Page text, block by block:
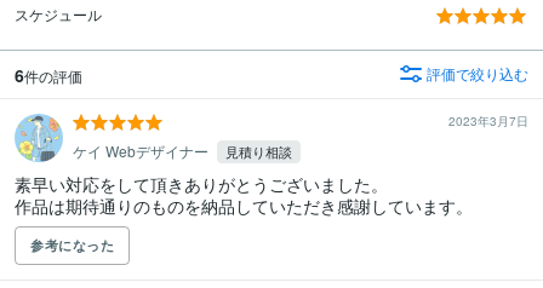
スケジュール
6件の評価 評価で絞り込む
2023年3月7日
ケイ Webデザイナー 見積り相談
素早い対応をして頂きありがとうございました。
作品は期待通りのものを納品していただき感謝しています。
参考になった